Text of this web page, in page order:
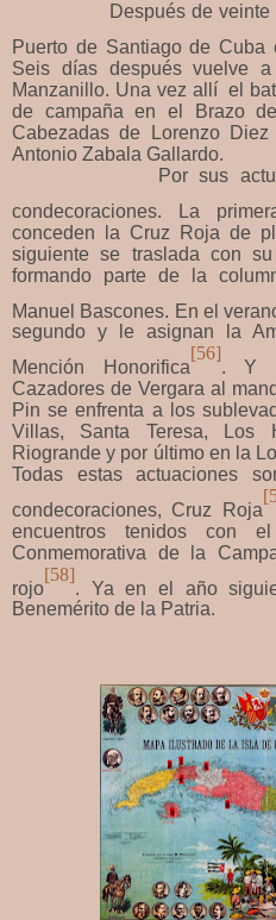
Después de
Puerto de Santiago de
Seis días después vuelve
Manzanillo. Una vez allí el
de campaña en el Brazo
Cabezadas de Lorenzo
Antonio Zabala Gallardo.
Por sus
condecoraciones. La
conceden la Cruz Roja de
siguiente se traslada con
formando parte de la
Manuel Bascones. En el
segundo y le asignan la
Mención Honorifica
[56]
. Y
Cazadores de Vergara al
Pin se enfrenta a los
Villas, Santa Teresa, Los
Riogrande y por último en la
Todas estas actuaciones
condecoraciones, Cruz Roja
encuentros tenidos con
Conmemorativa de la
rojo
[58]
. Ya en el año
Benemérito de la Patria.